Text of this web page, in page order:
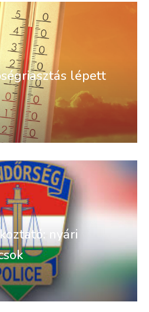
lépett
nyári